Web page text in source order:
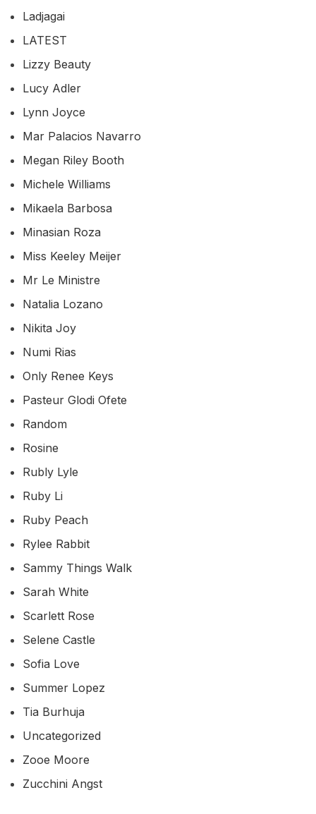
Ladjagai
LATEST
Lizzy Beauty
Lucy Adler
Lynn Joyce
Mar Palacios Navarro
Megan Riley Booth
Michele Williams
Mikaela Barbosa
Minasian Roza
Miss Keeley Meijer
Mr Le Ministre
Natalia Lozano
Nikita Joy
Numi Rias
Only Renee Keys
Pasteur Glodi Ofete
Random
Rosine
Rubly Lyle
Ruby Li
Ruby Peach
Rylee Rabbit
Sammy Things Walk
Sarah White
Scarlett Rose
Selene Castle
Sofia Love
Summer Lopez
Tia Burhuja
Uncategorized
Zooe Moore
Zucchini Angst